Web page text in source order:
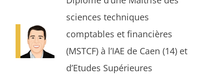
sciences techniques
comptables et financières
(MSTCF) à l’IAE de Caen (14) et
d’Etudes Supérieures